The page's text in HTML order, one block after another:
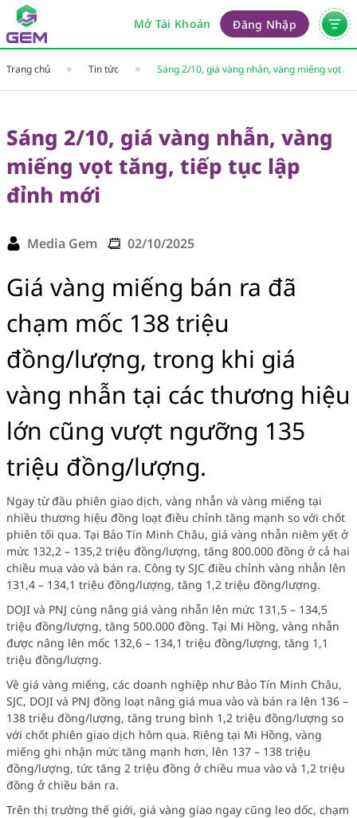
Mở Tài Khoản Đăng Nhập
Trang chủ Tin tức
Sáng 2/10, giá vàng nhẫn, vàng miếng vọt
Sáng 2/10, giá vàng nhẫn, vàng
miếng vọt tăng, tiếp tục lập
đỉnh mới
Media Gem 02/10/2025
Giá vàng miếng bán ra đã
chạm mốc 138 triệu
đồng/lượng, trong khi giá
vàng nhẫn tại các thương hiệu
lớn cũng vượt ngưỡng 135
triệu đồng/lượng.
Ngay từ đầu phiên giao dịch, vàng nhẫn và vàng miếng tại
nhiều thương hiệu đồng loạt điều chỉnh tăng mạnh so với chốt
phiên tối qua. Tại Bảo Tín Minh Châu, giá vàng nhẫn niêm yết ở
mức 132,2 – 135,2 triệu đồng/lượng, tăng 800.000 đồng ở cả hai
chiều mua vào và bán ra. Công ty SJC điều chỉnh vàng nhẫn lên
131,4 – 134,1 triệu đồng/lượng, tăng 1,2 triệu đồng/lượng.
DOJI và PNJ cùng nâng giá vàng nhẫn lên mức 131,5 – 134,5
triệu đồng/lượng, tăng 500.000 đồng. Tại Mi Hồng, vàng nhẫn
được nâng lên mốc 132,6 – 134,1 triệu đồng/lượng, tăng 1,1
triệu đồng/lượng.
Về giá vàng miếng, các doanh nghiệp như Bảo Tín Minh Châu,
SJC, DOJI và PNJ đồng loạt nâng giá mua vào và bán ra lên 136 –
138 triệu đồng/lượng, tăng trung bình 1,2 triệu đồng/lượng so
với chốt phiên giao dịch hôm qua. Riêng tại Mi Hồng, vàng
miếng ghi nhận mức tăng mạnh hơn, lên 137 – 138 triệu
đồng/lượng, tức tăng 2 triệu đồng ở chiều mua vào và 1,2 triệu
đồng ở chiều bán ra.
Trên thị trường thế giới, giá vàng giao ngay cũng leo dốc, chạm